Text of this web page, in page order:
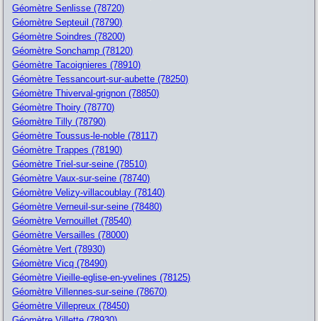
Géomètre Senlisse (78720)
Géomètre Septeuil (78790)
Géomètre Soindres (78200)
Géomètre Sonchamp (78120)
Géomètre Tacoignieres (78910)
Géomètre Tessancourt-sur-aubette (78250)
Géomètre Thiverval-grignon (78850)
Géomètre Thoiry (78770)
Géomètre Tilly (78790)
Géomètre Toussus-le-noble (78117)
Géomètre Trappes (78190)
Géomètre Triel-sur-seine (78510)
Géomètre Vaux-sur-seine (78740)
Géomètre Velizy-villacoublay (78140)
Géomètre Verneuil-sur-seine (78480)
Géomètre Vernouillet (78540)
Géomètre Versailles (78000)
Géomètre Vert (78930)
Géomètre Vicq (78490)
Géomètre Vieille-eglise-en-yvelines (78125)
Géomètre Villennes-sur-seine (78670)
Géomètre Villepreux (78450)